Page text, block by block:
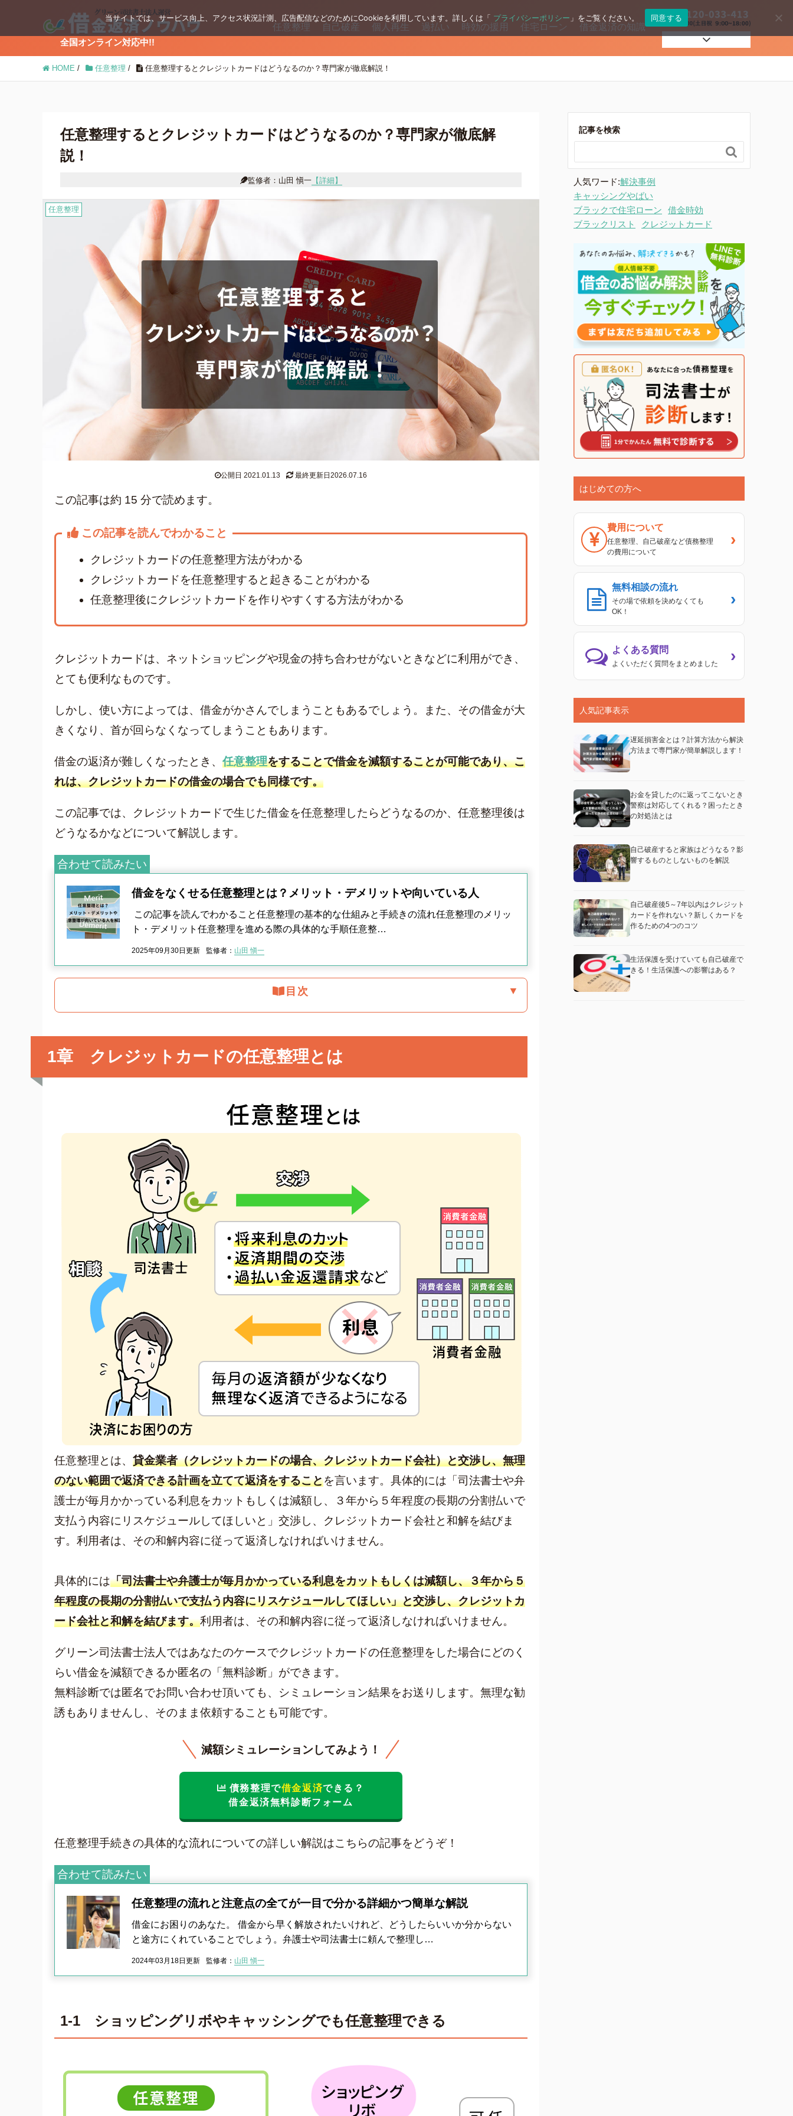
全国オンライン対応中!!
任意整理 自己破産 個人再生 過払い 時効の援用 住宅ローン 借金返済の知識
ブログコンテンツ
個人再生 過払い
住宅ローン
借金返済の知識
人気ワード: 20年前の借金
キャッシングやばい
ブラックで住宅ローン
クレジットカード
グリーン司法書士法人について
借金返済の専門スタッフ紹介
無料相談の流れ
費用について
よくあるご質問
サイト内の画像等のご利用条件
HOME / 任意整理 / 任意整理するとクレジットカードはどうなるのか？専門家が徹底解説！
任意整理するとクレジットカードはどうなるのか？専門家が徹底解
説！
監修者：山田 愼一【詳細】
任意整理
公開日 2021.01.13 最終更新日2026.07.16
この記事は約 15 分で読めます。
この記事を読んでわかること
クレジットカードの任意整理方法がわかる
クレジットカードを任意整理すると起きることがわかる
任意整理後にクレジットカードを作りやすくする方法がわかる
クレジットカードは、ネットショッピングや現金の持ち合わせがないときなどに利用ができ、
とても便利なものです。
しかし、使い方によっては、借金がかさんでしまうこともあるでしょう。また、その借金が大
きくなり、首が回らなくなってしまうこともあります。
借金の返済が難しくなったとき、 任意整理をすることで借金を減額することが可能であり、こ
れは、クレジットカードの借金の場合でも同様です。
この記事では、クレジットカードで生じた借金を任意整理したらどうなるのか、任意整理後は
どうなるかなどについて解説します。
合わせて読みたい
借金をなくせる任意整理とは？メリット・デメリットや向いている人
この記事を読んでわかること任意整理の基本的な仕組みと手続きの流れ任意整理のメリッ
ト・デメリット任意整理を進める際の具体的な手順任意整…
2025年09月30日更新 監修者： 山田 愼一
目次 ▼
1章 クレジットカードの任意整理とは
任意整理とは、 貸金業者（クレジットカードの場合、クレジットカード会社）と交渉し、無理
のない範囲で返済できる計画を立てて返済をすることを言います。具体的には「司法書士や弁
護士が毎月かかっている利息をカットもしくは減額し、３年から５年程度の長期の分割払いで
支払う内容にリスケジュールしてほしいと」交渉し、クレジットカード会社と和解を結びま
す。利用者は、その和解内容に従って返済しなければいけません。
具体的には「司法書士や弁護士が毎月かかっている利息をカットもしくは減額し、３年から５
年程度の長期の分割払いで支払う内容にリスケジュールしてほしい」と交渉し、クレジットカ
ード会社と和解を結びます。利用者は、その和解内容に従って返済しなければいけません。
グリーン司法書士法人ではあなたのケースでクレジットカードの任意整理をした場合にどのく
らい借金を減額できるか匿名の「無料診断」ができます。
無料診断では匿名でお問い合わせ頂いても、シミュレーション結果をお送りします。無理な勧
誘もありませんし、そのまま依頼することも可能です。
減額シミュレーションしてみよう！
債務整理で借金返済できる？
借金返済無料診断フォーム
任意整理手続きの具体的な流れについての詳しい解説はこちらの記事をどうぞ！
合わせて読みたい
任意整理の流れと注意点の全てが一目で分かる詳細かつ簡単な解説
借金にお困りのあなた。 借金から早く解放されたいけれど、どうしたらいいか分からない
と途方にくれていることでしょう。弁護士や司法書士に頼んで整理し…
2024年03月18日更新 監修者： 山田 愼一
1-1 ショッピングリボやキャッシングでも任意整理できる
記事を検索

人気ワード:解決事例
キャッシングやばい
ブラックで住宅ローン
借金時効
ブラックリスト
クレジットカード
はじめての方へ
費用について
任意整理、自己破産など債務整理
の費用について
›
無料相談の流れ
その場で依頼を決めなくても
OK！
›
よくある質問
よくいただく質問をまとめました ›
人気記事表示
遅延損害金とは？計算方法から解決
方法まで専門家が簡単解説します！
お金を貸したのに返ってこないとき
警察は対応してくれる？困ったとき
の対処法とは
自己破産すると家族はどうなる？影
響するものとしないものを解説
自己破産後5～7年以内はクレジット
カードを作れない？新しくカードを
作るための4つのコツ
生活保護を受けていても自己破産で
きる！生活保護への影響はある？
当サイトでは、サービス向上、アクセス状況計測、広告配信などのためにCookieを利用しています。詳しくは「 プライバシーポリシー 」をご覧ください。 同意する